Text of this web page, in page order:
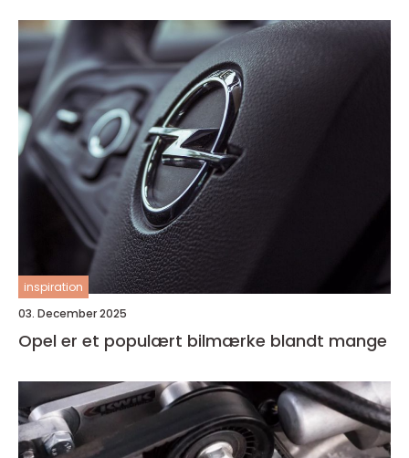
inspiration
03. December 2025
Opel er et populært bilmærke blandt mange